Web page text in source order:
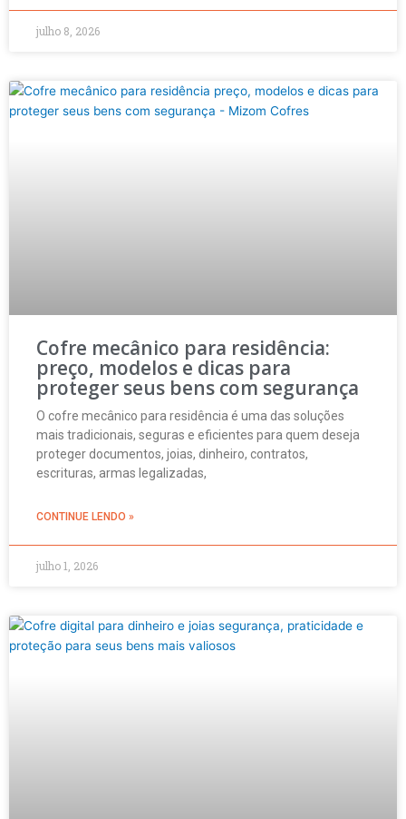
julho 8, 2026
Cofre mecânico para residência:
preço, modelos e dicas para
proteger seus bens com segurança
O cofre mecânico para residência é uma das soluções
mais tradicionais, seguras e eficientes para quem deseja
proteger documentos, joias, dinheiro, contratos,
escrituras, armas legalizadas,
CONTINUE LENDO »
julho 1, 2026